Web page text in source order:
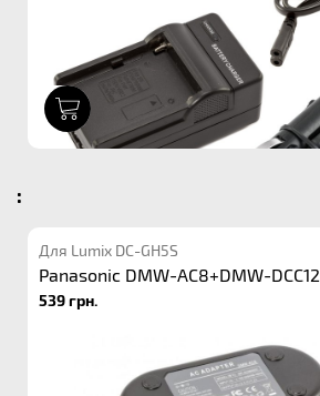
:
Для Lumix DC-GH5S
Panasonic DMW-AC8+DMW-DCC12
539 грн.